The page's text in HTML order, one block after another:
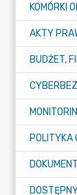
KOMÓRKI
AKTY
BUDŻET,